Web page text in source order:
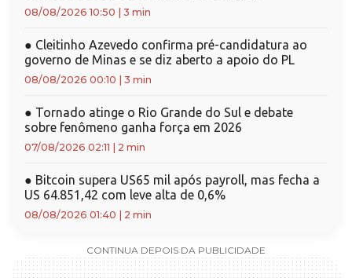
08/08/2026 10:50 3 min
● Cleitinho Azevedo confirma pré-candidatura ao
governo de Minas e se diz aberto a apoio do PL
08/08/2026 00:10 3 min
● Tornado atinge o Rio Grande do Sul e debate
sobre fenômeno ganha força em 2026
07/08/2026 02:11 2 min
● Bitcoin supera US65 mil após payroll, mas fecha a
US 64.851,42 com leve alta de 0,6%
08/08/2026 01:40 2 min
CONTINUA DEPOIS DA PUBLICIDADE